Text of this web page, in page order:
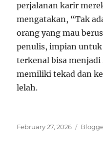
perjalanan karir
mengatakan, “Tak
orang yang mau
penulis, impian
terkenal bisa
memiliki tekad dan
lelah.
Posted
February 27, 2026